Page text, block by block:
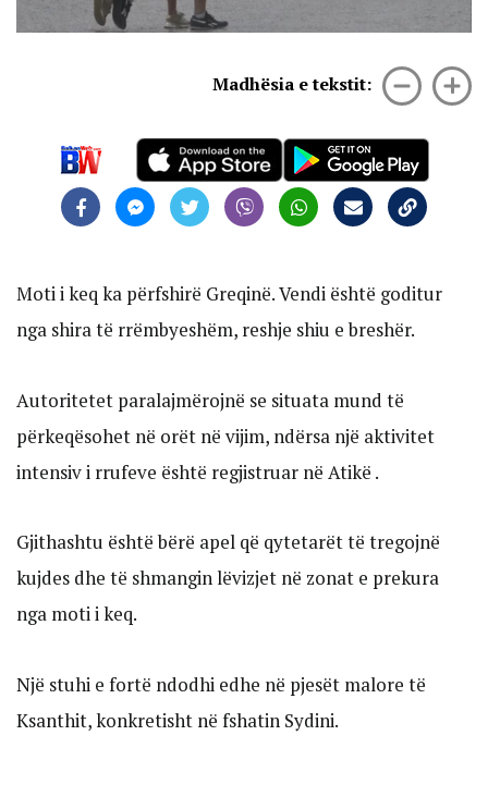
Madhësia e tekstit:
Moti i keq ka përfshirë Greqinë. Vendi është goditur
nga shira të rrëmbyeshëm, reshje shiu e breshër.
Autoritetet paralajmërojnë se situata mund të
përkeqësohet në orët në vijim, ndërsa një aktivitet
intensiv i rrufeve është regjistruar në Atikë .
Gjithashtu është bërë apel që qytetarët të tregojnë
kujdes dhe të shmangin lëvizjet në zonat e prekura
nga moti i keq.
Një stuhi e fortë ndodhi edhe në pjesët malore të
Ksanthit, konkretisht në fshatin Sydini.